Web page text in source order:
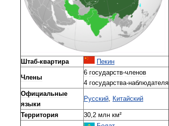
Штаб-квартира Пекин
Члены
6 государств-членов
4 государства-наблюдателя
Официальные
языки
Русский, Китайский
Территория 30,2 млн км²